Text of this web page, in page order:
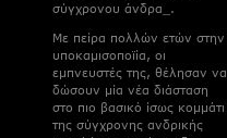
σύγχρονου άνδρα_.
Με πείρα πολλών ετών στην
υποκαμισοποϊία, οι
εμπνευστές της, θέλησαν να
δώσουν μία νέα διάσταση
στο πιο βασικό ίσως κομμάτι
της σύγχρονης ανδρικής